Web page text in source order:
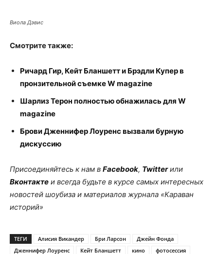
Виола Дэвис
Смотрите также:
Ричард Гир, Кейт Бланшетт и Брэдли Купер в
пронзительной съемке W magazine
Шарлиз Терон полностью обнажилась для W
magazine
Брови Дженнифер Лоуренс вызвали бурную
дискуссию
Присоединяйтесь к нам в Facebook, Twitterили
Вконтакте и всегда будьте в курсе самых интересных
новостей шоубиза и материалов журнала «Караван
историй»
ТЕГИ Алисия Викандер Бри Ларсон
Джейн Фонда
Дженнифер Лоуренс
Кейт Бланшетт кино фотосессия